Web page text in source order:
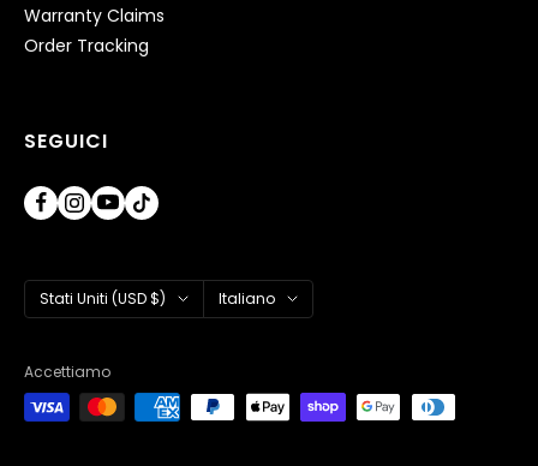
Warranty Claims
Order Tracking
SEGUICI
Paese/Area
geografica
Stati Uniti (USD $) Lingua
Italiano
Accettiamo